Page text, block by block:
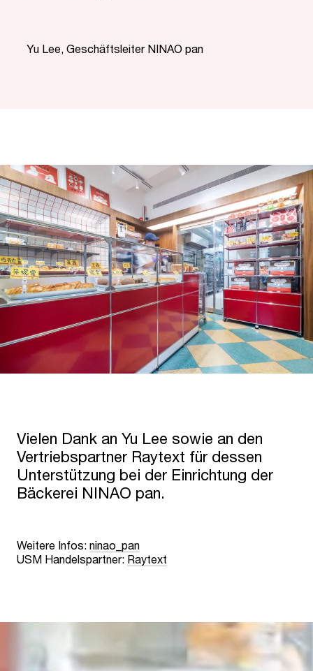
Yu Lee, Geschäftsleiter NINAO pan
Vielen Dank an Yu Lee sowie an den
Vertriebspartner Raytext für dessen
Unterstützung bei der Einrichtung der
Bäckerei NINAO pan.
Weitere Infos: ninao_pan
USM Handelspartner: Raytext